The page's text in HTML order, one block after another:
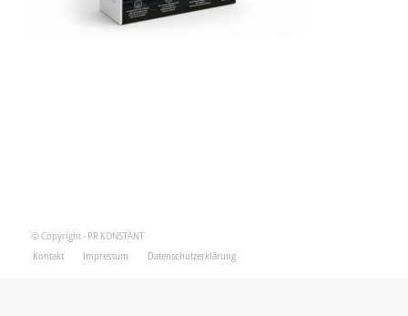
© Copyright - PR KONSTANT
Kontakt
Impressum Datenschutzerklärung